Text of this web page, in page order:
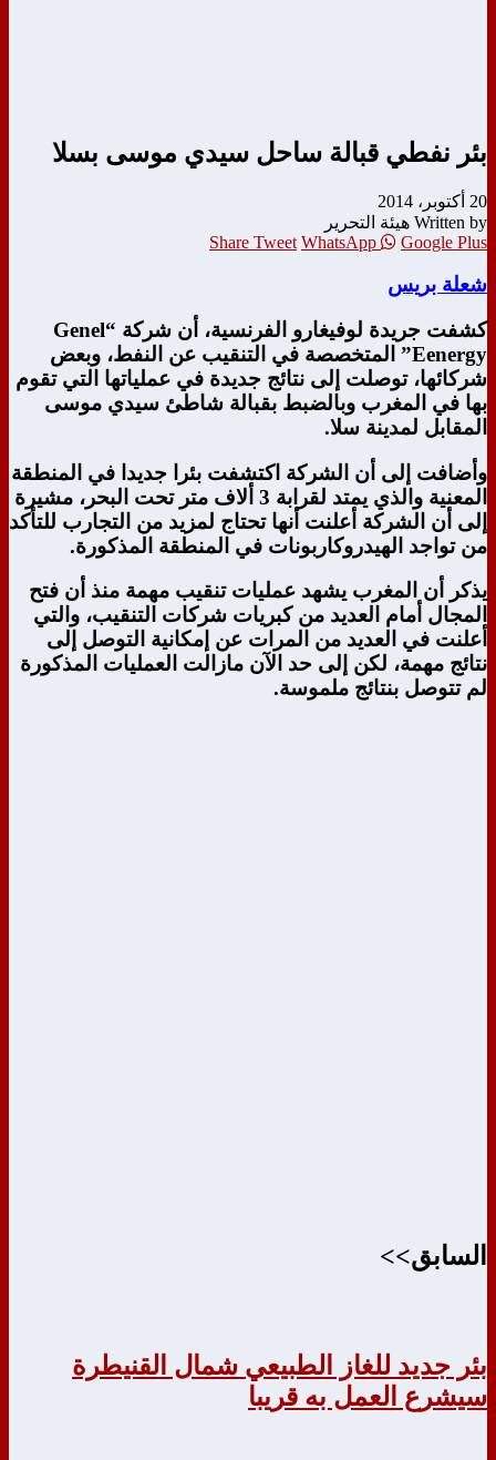
بئر نفطي قبالة ساحل سيدي موسى‎ بسلا
20 أكتوبر، 2014
Written by هيئة التحرير
Share Tweet WhatsApp Google Plus
شعلة بريس
كشفت جريدة لوفيغارو الفرنسية، أن شركة “Genel
Eenergy” المتخصصة في التنقيب عن النفط، وبعض
شركائها، توصلت إلى نتائج جديدة في عملياتها التي تقوم
بها في المغرب وبالضبط بقبالة شاطئ سيدي موسى
المقابل لمدينة سلا.
وأضافت إلى أن الشركة اكتشفت بئرا جديدا في المنطقة
المعنية والذي يمتد لقرابة 3 ألاف متر تحت البحر، مشيرة
إلى أن الشركة أعلنت أنها تحتاج لمزيد من التجارب للتأكد
من تواجد الهيدروكاربونات في المنطقة المذكورة.
يذكر أن المغرب يشهد عمليات تنقيب مهمة منذ أن فتح
المجال أمام العديد من كبريات شركات التنقيب، والتي
أعلنت في العديد من المرات عن إمكانية التوصل إلى
نتائج مهمة، لكن إلى حد الآن مازالت العمليات المذكورة
لم تتوصل بنتائج ملموسة.
السابق>>
بئر جديد للغاز الطبيعي شمال القنيطرة
سيشرع العمل به قريبا